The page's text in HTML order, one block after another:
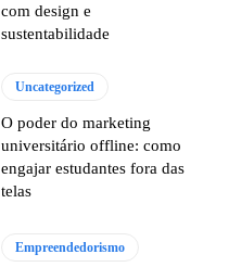
com design e
sustentabilidade
Uncategorized
O poder do marketing
universitário offline: como
engajar estudantes fora das
telas
Empreendedorismo